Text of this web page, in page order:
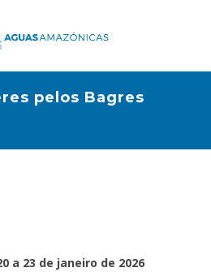
pelos Bagres
a 23 de janeiro de 2026